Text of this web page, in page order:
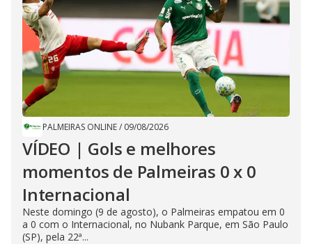
PALMEIRAS ONLINE/ 09/08/2026
VÍDEO | Gols e melhores
momentos de Palmeiras 0 x 0
Internacional
Neste domingo (9 de agosto), o Palmeiras empatou em 0
a 0 com o Internacional, no Nubank Parque, em São Paulo
(SP), pela 22ª...